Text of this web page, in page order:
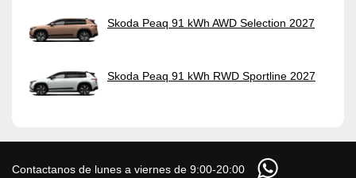
Skoda Peaq 91 kWh AWD Selection 2027
Skoda Peaq 91 kWh RWD Sportline 2027
Contactanos de lunes a viernes de 9:00-20:00